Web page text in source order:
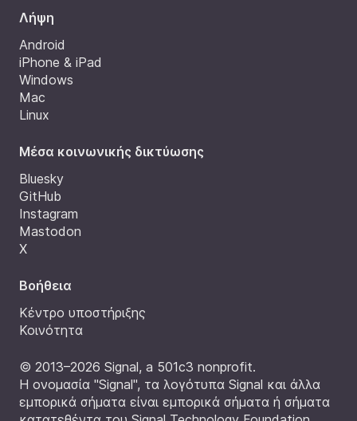
Λήψη
Android
iPhone & iPad
Windows
Mac
Linux
Μέσα κοινωνικής δικτύωσης
Bluesky
GitHub
Instagram
Mastodon
X
Βοήθεια
Κέντρο υποστήριξης
Κοινότητα
© 2013–2026 Signal, a 501c3 nonprofit.
Η ονομασία "Signal", τα λογότυπα Signal και άλλα
εμπορικά σήματα είναι εμπορικά σήματα ή σήματα